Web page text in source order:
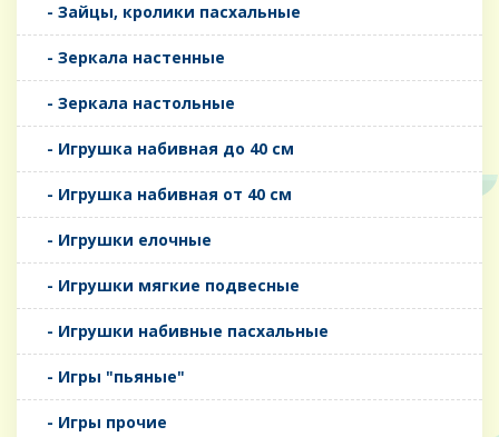
- Зайцы, кролики пасхальные
- Зеркала настенные
- Зеркала настольные
- Игрушка набивная до 40 см
- Игрушка набивная от 40 см
- Игрушки елочные
- Игрушки мягкие подвесные
- Игрушки набивные пасхальные
- Игры "пьяные"
- Игры прочие